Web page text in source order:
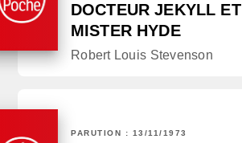
DOCTEUR JEKYLL ET
MISTER HYDE
Robert Louis Stevenson
PARUTION : 13/11/1973